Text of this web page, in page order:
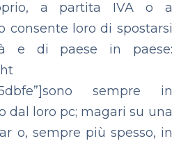
a partita IVA o a
consente loro di spostarsi
e di paese in paese:
sempre in
dal loro pc; magari su una
o, sempre più spesso, in